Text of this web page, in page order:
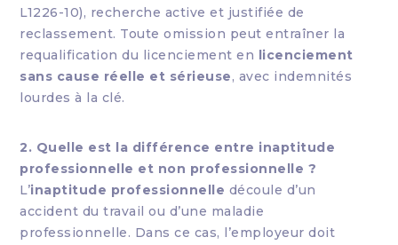
L1226-10), recherche active et justifiée de
reclassement. Toute omission peut entraîner la
requalification du licenciement en licenciement
sans cause réelle et sérieuse, avec indemnités
lourdes à la clé.
2. Quelle est la différence entre inaptitude
professionnelle et non professionnelle ?
L’inaptitude professionnelle découle d’un
accident du travail ou d’une maladie
professionnelle. Dans ce cas, l’employeur doit